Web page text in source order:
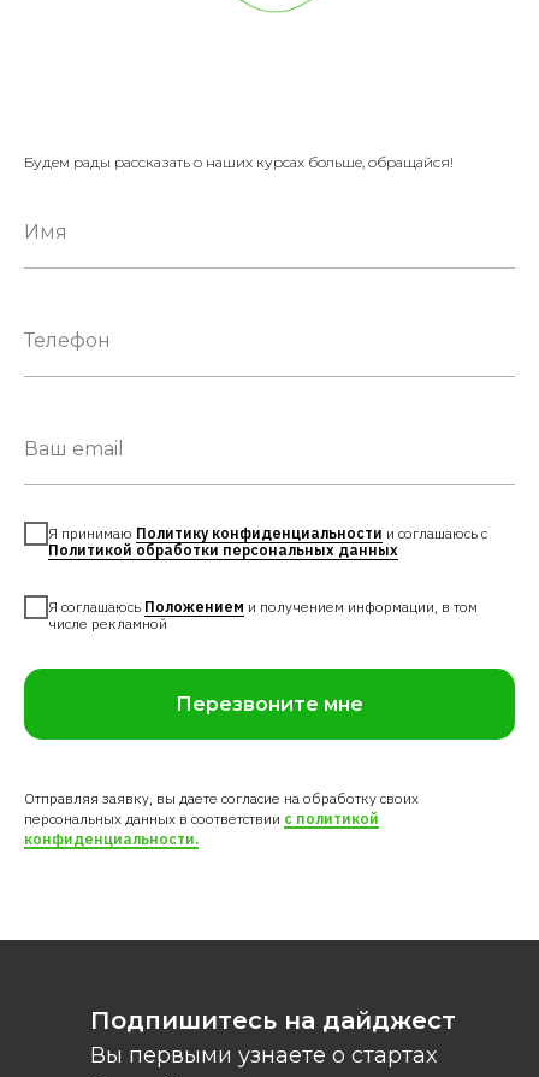
Будем рады рассказать о наших курсах больше, обращайся!
Я принимаю Политику конфиденциальности и соглашаюсь с
Политикой обработки персональных данных
Я соглашаюсь Положением и получением информации, в том
числе рекламной
Перезвоните мне
Отправляя заявку, вы даете согласие на обработку своих
персональных данных в соответствии с политикой
конфиденциальности.
https://www.gosuslugi.ru/600314/1/form?
courseID=18697
Подпишитесь на дайджест
Вы первыми узнаете о стартах